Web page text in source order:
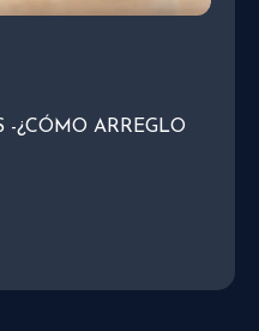
-¿CÓMO ARREGLO